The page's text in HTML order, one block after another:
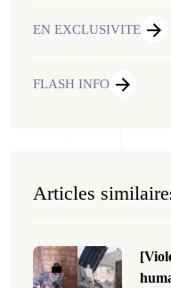
EN EXCLUSIVITE
FLASH INFO
Articles